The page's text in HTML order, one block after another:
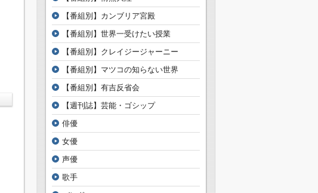
【番組別】カンブリア宮殿
【番組別】世界一受けたい授業
【番組別】クレイジージャーニー
【番組別】マツコの知らない世界
【番組別】有吉反省会
【週刊誌】芸能・ゴシップ
俳優
女優
声優
歌手